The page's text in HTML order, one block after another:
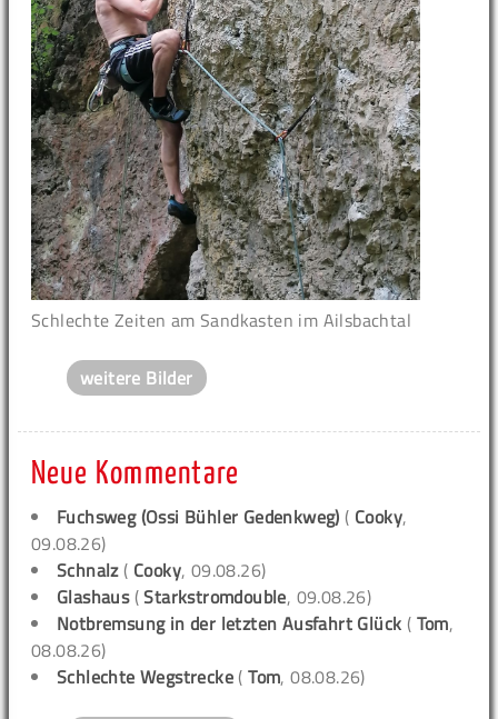
Schlechte Zeiten am Sandkasten im Ailsbachtal
weitere Bilder
Neue Kommentare
Fuchsweg (Ossi Bühler Gedenkweg) ( Cooky,
09.08.26)
Schnalz( Cooky, 09.08.26)
Glashaus(Starkstromdouble, 09.08.26)
Notbremsung in der letzten Ausfahrt Glück ( Tom,
08.08.26)
Schlechte Wegstrecke (Tom, 08.08.26)